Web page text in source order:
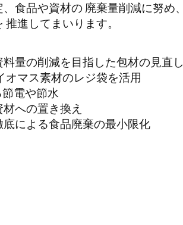
食品や資材の 廃棄量削減に努め、
進してまいります。
量の削減を目指した包材の見直し
オマス素材のレジ袋を活用
電や節水
への置き換え
底による食品廃棄の最小限化